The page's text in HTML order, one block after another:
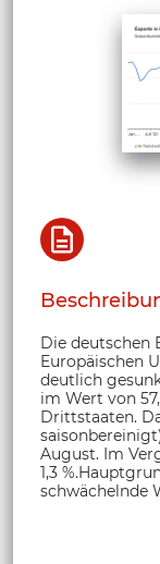
Die deutschen
Europäischen
deutlich
im Wert von
Drittstaaten.
August. Im
1,3
schwächelnde